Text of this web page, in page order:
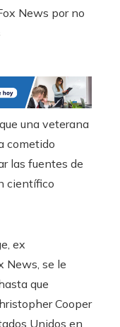
una veterana
cometido
las fuentes de
científico
ex
News, se le
que
Cooper
Unidos en